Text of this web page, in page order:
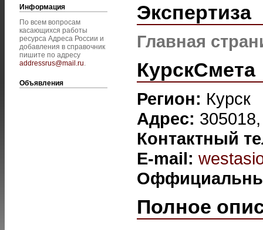
Информация
По всем вопросам
касающихся работы
ресурса Адреса России и
добавления в справочник
пишите по адресу
addressrus@mail.ru.
Объявления
Экспертиза
Главная
КурскСмета
Регион: Курск
Адрес:
Контактный
E-mail:
Полное